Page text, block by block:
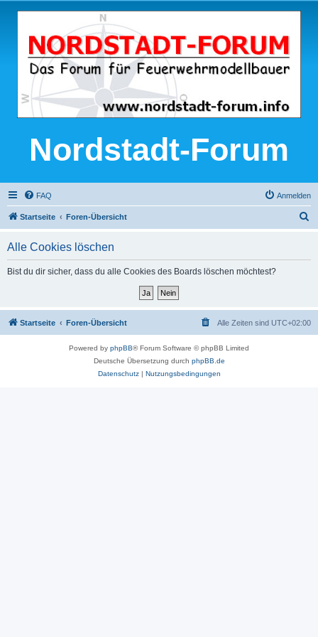
Nordstadt-Forum
FAQ Anmelden
Startseite Foren-Übersicht
Alle Cookies löschen
Bist du dir sicher, dass du alle Cookies des Boards löschen möchtest?
Startseite Foren-Übersicht Alle Zeiten sind UTC+02:00
Powered by phpBB® Forum Software © phpBB Limited
Deutsche Übersetzung durch phpBB.de
Datenschutz| Nutzungsbedingungen